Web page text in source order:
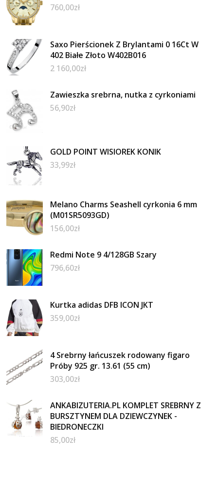
760,00zł
Saxo Pierścionek Z Brylantami 0 16Ct W
402 Białe Złoto W402B016
2 160,00zł
Zawieszka srebrna, nutka z cyrkoniami
56,90zł
GOLD POINT WISIOREK KONIK
33,99zł
Melano Charms Seashell cyrkonia 6 mm
(M01SR5093GD)
156,00zł
Redmi Note 9 4/128GB Szary
796,60zł
Kurtka adidas DFB ICON JKT
359,00zł
4 Srebrny łańcuszek rodowany figaro
Próby 925 gr. 13.61 (55 cm)
303,00zł
ANKABIZUTERIA.PL KOMPLET SREBRNY Z
BURSZTYNEM DLA DZIEWCZYNEK -
BIEDRONECZKI
85,00zł